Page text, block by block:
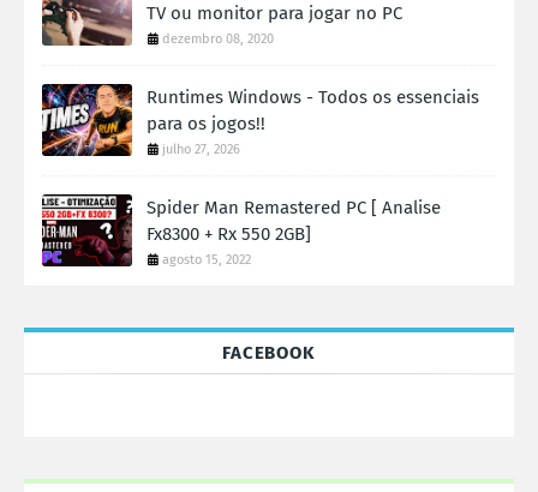
TV ou monitor para jogar no PC
dezembro 08, 2020
Runtimes Windows - Todos os essenciais
para os jogos!!
julho 27, 2026
Spider Man Remastered PC [ Analise
Fx8300 + Rx 550 2GB]
agosto 15, 2022
FACEBOOK